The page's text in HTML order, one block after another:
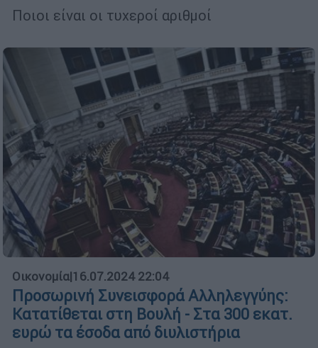
Ποιοι είναι οι τυχεροί αριθμοί
Οικονομία|16.07.2024 22:04
Προσωρινή Συνεισφορά Αλληλεγγύης:
Κατατίθεται στη Βουλή - Στα 300 εκατ.
ευρώ τα έσοδα από διυλιστήρια